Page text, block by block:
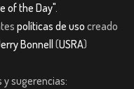
of the Day".
políticas de uso creado
Bonnell (USRA)
y sugerencias: